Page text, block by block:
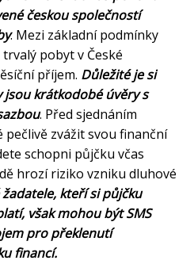
českou společností
. Mezi základní podmínky
pobyt v České
příjem. Důležité je si
jsou krátkodobé úvěry s
. Před sjednáním
zvážit svou finanční
schopni půjčku včas
hrozí riziko vzniku dluhové
kteří si půjčku
však mohou být SMS
pro překlenutí
financí.